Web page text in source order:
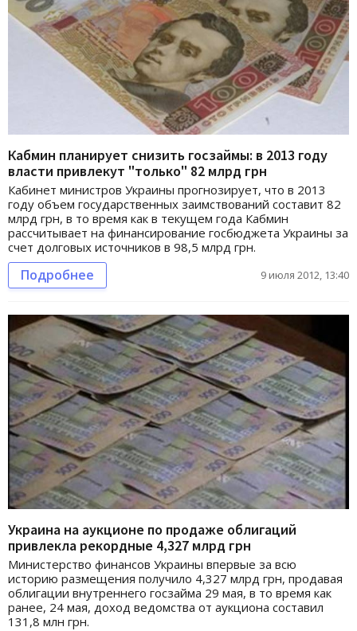
Кабмин планирует снизить госзаймы: в 2013 году
власти привлекут "только" 82 млрд грн
Кабинет министров Украины прогнозирует, что в 2013
году объем государственных заимствований составит 82
млрд грн, в то время как в текущем года Кабмин
рассчитывает на финансирование госбюджета Украины за
счет долговых источников в 98,5 млрд грн.
Подробнее 9 июля 2012, 13:40
Украина на аукционе по продаже облигаций
привлекла рекордные 4,327 млрд грн
Министерство финансов Украины впервые за всю
историю размещения получило 4,327 млрд грн, продавая
облигации внутреннего госзайма 29 мая, в то время как
ранее, 24 мая, доход ведомства от аукциона составил
131,8 млн грн.